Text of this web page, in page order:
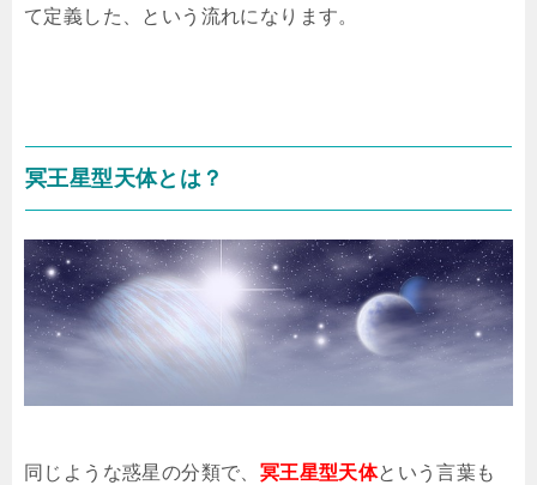
て定義した、という流れになります。
冥王星型天体とは？
同じような惑星の分類で、 冥王星型天体という言葉も